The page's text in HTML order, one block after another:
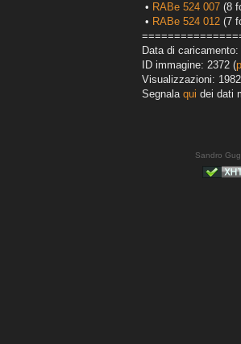
• RABe 524 007 (8
• RABe 524 012 (7
Data di
ID immagine: 2372 (
Visualizzazioni: 1982
Segnala qui dei dati
Sandro